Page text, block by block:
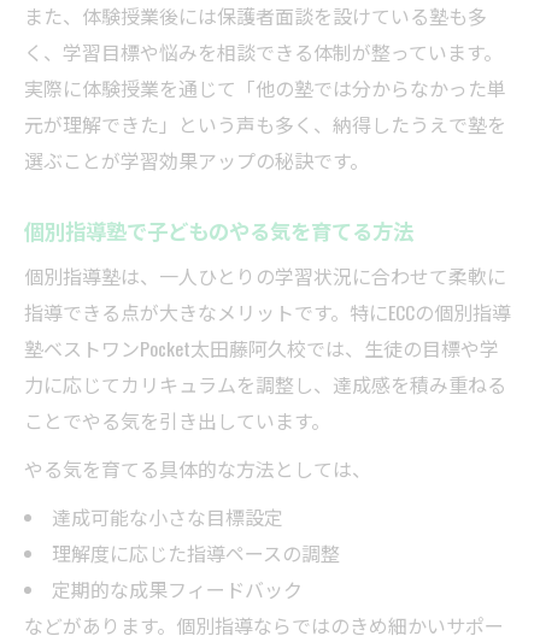
また、体験授業後には保護者面談を設けている塾も多
く、学習目標や悩みを相談できる体制が整っています。
実際に体験授業を通じて「他の塾では分からなかった単
元が理解できた」という声も多く、納得したうえで塾を
選ぶことが学習効果アップの秘訣です。
個別指導塾で子どものやる気を育てる方法
個別指導塾は、一人ひとりの学習状況に合わせて柔軟に
指導できる点が大きなメリットです。特にECCの個別指導
塾ベストワンPocket太田藤阿久校では、生徒の目標や学
力に応じてカリキュラムを調整し、達成感を積み重ねる
ことでやる気を引き出しています。
やる気を育てる具体的な方法としては、
達成可能な小さな目標設定
理解度に応じた指導ペースの調整
定期的な成果フィードバック
などがあります。個別指導ならではのきめ細かいサポー